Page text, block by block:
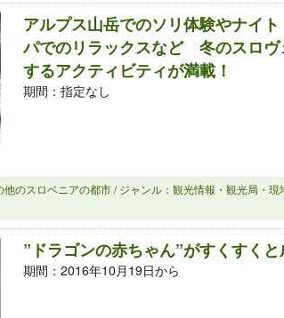
アルプス山岳でのソリ体験やナイ
パでのリラックスなど 冬のスロヴ
するアクティビティが満載！
期間：指定なし
のスロベニアの都市 / ジャンル：観光情報・観光局・現
”ドラゴンの赤ちゃん”がすくすく
期間：2016年10月19日から